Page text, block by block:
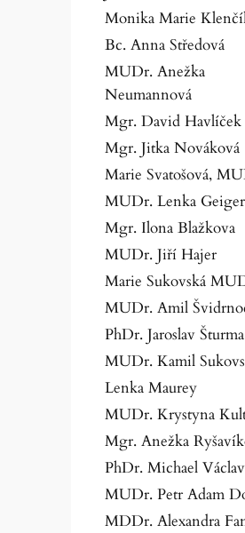
Monika Marie
Bc. Anna Středová
MUDr. Anežka
Neumannová
Mgr. David Havlíček
Mgr. Jitka Nováková
Marie Svatošová,
MUDr. Lenka
Mgr. Ilona Blažkova
MUDr. Jiří Hajer
Marie Sukovská
MUDr. Amil
PhDr. Jaroslav Šturma
MUDr. Kamil
Lenka Maurey
MUDr. Krystyna
Mgr. Anežka
PhDr. Michael
MUDr. Petr Adam
MDDr. Alexandra